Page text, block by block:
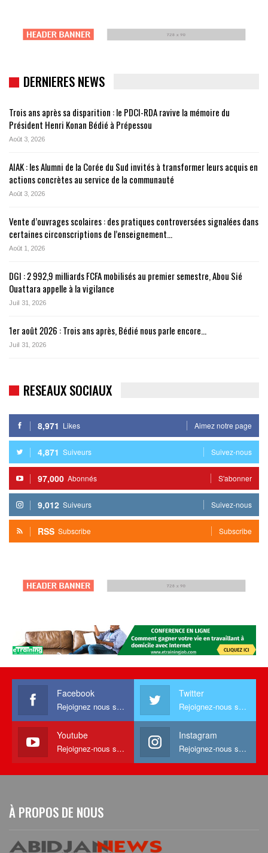
DERNIERES NEWS
Trois ans après sa disparition : le PDCI-RDA ravive la mémoire du
Président Henri Konan Bédié à Prépessou
Août 3, 2026
AIAK : les Alumni de la Corée du Sud invités à transformer leurs acquis en
actions concrètes au service de la communauté
Août 3, 2026
Vente d’ouvrages scolaires : des pratiques controversées signalées dans
certaines circonscriptions de l’enseignement…
Août 1, 2026
DGI : 2 992,9 milliards FCFA mobilisés au premier semestre, Abou Sié
Ouattara appelle à la vigilance
Juil 31, 2026
1er août 2026 : Trois ans après, Bédié nous parle encore…
Juil 31, 2026
RESEAUX SOCIAUX
8,971 Likes Aimez notre page
4,871 Suiveurs Suivez-nous
97,000 Abonnés S'abonner
9,012 Suiveurs Suivez-nous
RSS Subscribe Subscribe
Facebook
Rejoignez nous sur facebook
Twitter
Rejoignez-nous sur Twitter
Youtube
Rejoignez-nous sur Youtube
Instagram
Rejoignez-nous sur Instagram
À PROPOS DE NOUS